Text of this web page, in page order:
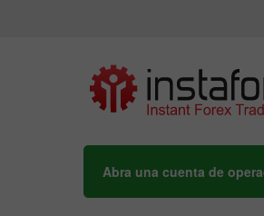
Abra una cuenta de